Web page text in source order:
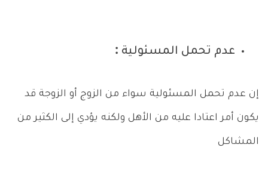
عدم تحمل المسئولية :
إن عدم تحمل المسئولية سواء من الزوج أو الزوجة قد
يكون أمر اعتادا عليه من الأهل ولكنه يؤدي إلى الكثير من
المشاكل